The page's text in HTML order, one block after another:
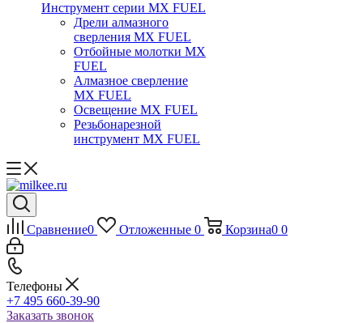
Инструмент серии MX FUEL
Дрели алмазного
сверления MX FUEL
Отбойные молотки MX
FUEL
Алмазное сверление
MX FUEL
Освещение MX FUEL
Резьбонарезной
инструмент MX FUEL
Сравнение0 Отложенные 0 Корзина0 0
Телефоны
+7 495 660-39-90
Заказать звонок